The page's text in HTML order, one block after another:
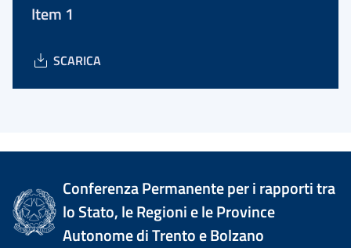
Item 1
SCARICA
Conferenza Permanente per i rapporti tra
lo Stato, le Regioni e le Province
Autonome di Trento e Bolzano